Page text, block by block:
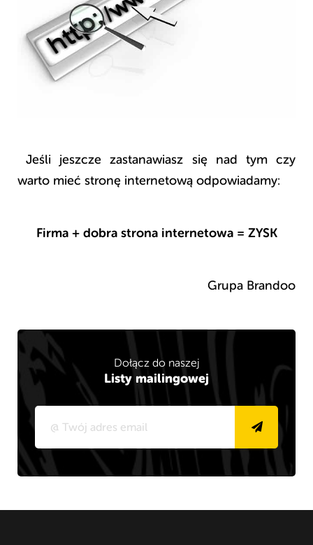
Jeśli jeszcze zastanawiasz się nad tym czy
warto mieć stronę internetową odpowiadamy:
Firma + dobra strona internetowa = ZYSK
Grupa Brandoo
Dołącz do naszej
Listy mailingowej
Alternative: